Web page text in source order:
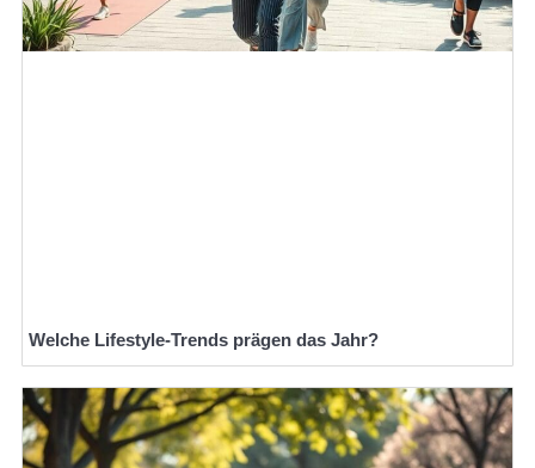
Welche Lifestyle-Trends prägen das Jahr?